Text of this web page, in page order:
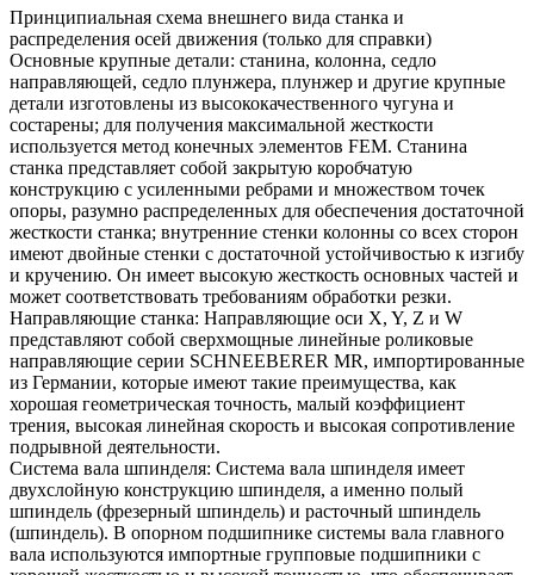
Принципиальная схема внешнего вида станка и
распределения осей движения (только для справки)
Основные крупные детали: станина, колонна, седло
направляющей, седло плунжера, плунжер и другие крупные
детали изготовлены из высококачественного чугуна и
состарены; для получения максимальной жесткости
используется метод конечных элементов FEM. Станина
станка представляет собой закрытую коробчатую
конструкцию с усиленными ребрами и множеством точек
опоры, разумно распределенных для обеспечения достаточной
жесткости станка; внутренние стенки колонны со всех сторон
имеют двойные стенки с достаточной устойчивостью к изгибу
и кручению. Он имеет высокую жесткость основных частей и
может соответствовать требованиям обработки резки.
Направляющие станка: Направляющие оси X, Y, Z и W
представляют собой сверхмощные линейные роликовые
направляющие серии SCHNEEBERER MR, импортированные
из Германии, которые имеют такие преимущества, как
хорошая геометрическая точность, малый коэффициент
трения, высокая линейная скорость и высокая сопротивление
подрывной деятельности.
Система вала шпинделя: Система вала шпинделя имеет
двухслойную конструкцию шпинделя, а именно полый
шпиндель (фрезерный шпиндель) и расточный шпиндель
(шпиндель). В опорном подшипнике системы вала главного
вала используются импортные групповые подшипники с